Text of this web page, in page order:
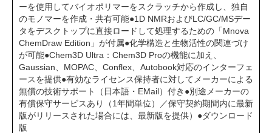
ーを使用してバイオポリマーをスクラッチから作成し、独自
のモノマーを作成・共有可能●1D NMRおよびLC/GC/MSデー
タをデスクトップに直接ロードして処理するための「Mnova
ChemDraw Edition」が付属●化学構造と生物活性の関連づけ
が可能●Chem3D Ultra：Chem3D Proの機能に加え、
Gaussian、MOPAC、Conflex、Autobook対応のインターフェ
ースを提供●有効なライセンス保持者に対してメーカーによる
無償の技術サポート（日本語・EMail）付き●別途メーカーの
有償保守サービスあり（1年間単位）／保守契約期間内に最新
版がリリースされた場合には、最新版を提供）●ダウンロード
版